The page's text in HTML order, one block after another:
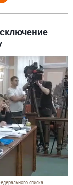
списка